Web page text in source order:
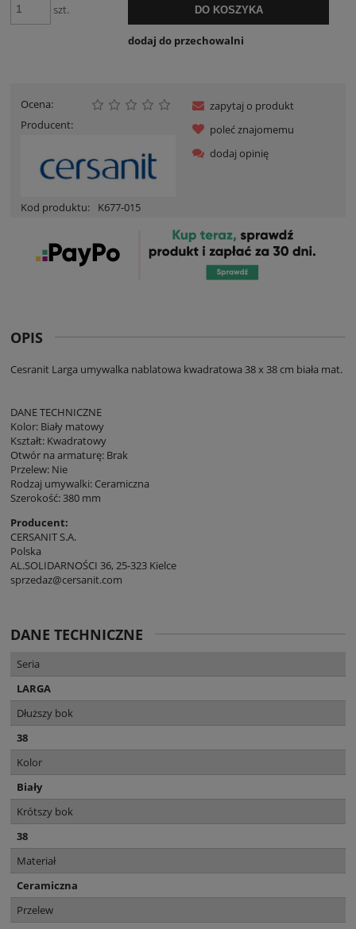
szt. DO KOSZYKA
dodaj do przechowalni
Ocena:
Producent:
Kod produktu: K677-015
zapytaj o produkt
poleć znajomemu
dodaj opinię
OPIS
Cesranit Larga umywalka nablatowa kwadratowa 38 x 38 cm biała mat.
DANE TECHNICZNE
Kolor: Biały matowy
Kształt: Kwadratowy
Otwór na armaturę: Brak
Przelew: Nie
Rodzaj umywalki: Ceramiczna
Szerokość: 380 mm
Producent:
CERSANIT S.A.
Polska
AL.SOLIDARNOŚCI 36, 25-323 Kielce
sprzedaz@cersanit.com
DANE TECHNICZNE
Seria
LARGA
Dłuższy bok
38
Kolor
Biały
Krótszy bok
38
Materiał
Ceramiczna
Przelew